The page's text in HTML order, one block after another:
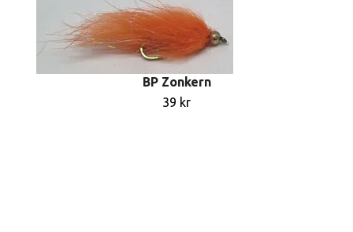
BP Zonkern
39 kr